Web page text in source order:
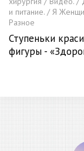
и питание. / Я
Разное
Ступеньки
фигуры -